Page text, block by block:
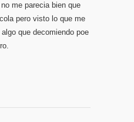
me parecia bien que
pero visto lo que me
que decomiendo poe